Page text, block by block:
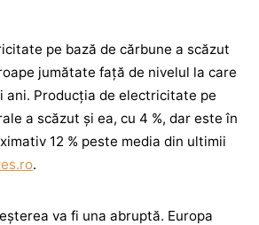
pe bază de cărbune a scăzut
jumătate faţă de nivelul la care
ani. Producţia de electricitate pe
a scăzut şi ea, cu 4 %, dar este în
12 % peste media din ultimii
.
va fi una abruptă. Europa